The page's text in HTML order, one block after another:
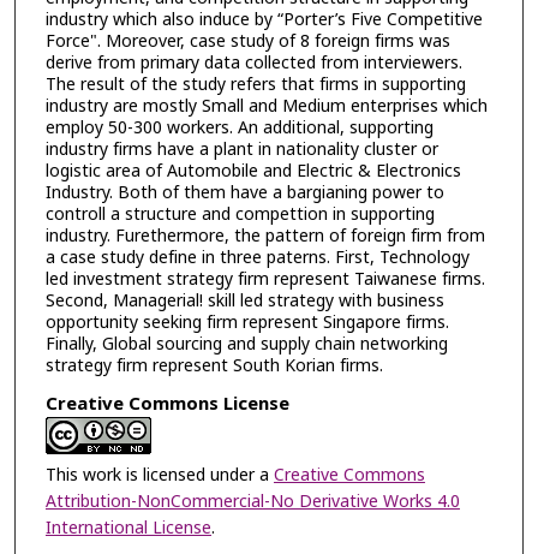
industry which also induce by “Porter’s Five Competitive
Force". Moreover, case study of 8 foreign firms was
derive from primary data collected from interviewers.
The result of the study refers that firms in supporting
industry are mostly Small and Medium enterprises which
employ 50-300 workers. An additional, supporting
industry firms have a plant in nationality cluster or
logistic area of Automobile and Electric & Electronics
Industry. Both of them have a bargianing power to
controll a structure and compettion in supporting
industry. Furethermore, the pattern of foreign firm from
a case study define in three paterns. First, Technology
led investment strategy firm represent Taiwanese firms.
Second, Managerial! skill led strategy with business
opportunity seeking firm represent Singapore firms.
Finally, Global sourcing and supply chain networking
strategy firm represent South Korian firms.
Creative Commons License
This work is licensed under a Creative Commons
Attribution-NonCommercial-No Derivative Works 4.0
International License.